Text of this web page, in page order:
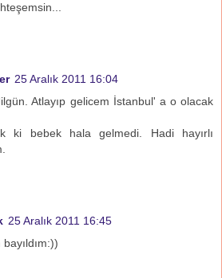
25 Aralık 2011 16:04
Atlayıp gelicem İstanbul' a o olacak
ki bebek hala gelmedi. Hadi hayırlı
25 Aralık 2011 16:45
bayıldım:))